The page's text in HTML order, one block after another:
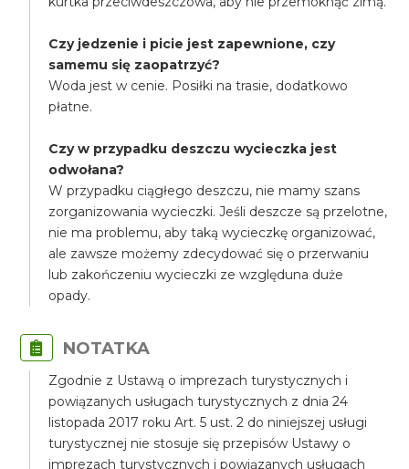
Czy jedzenie i picie jest zapewnione, czy
samemu się zaopatrzyć?
Woda jest w cenie. Posiłki na trasie, dodatkowo
płatne.
Czy w przypadku deszczu wycieczka jest
odwołana?
W przypadku ciągłego deszczu, nie mamy szans
zorganizowania wycieczki. Jeśli deszcze są przelotne,
nie ma problemu, aby taką wycieczkę organizować,
ale zawsze możemy zdecydować się o przerwaniu
lub zakończeniu wycieczki ze względuna duże
opady.
NOTATKA
Zgodnie z Ustawą o imprezach turystycznych i
powiązanych usługach turystycznych z dnia 24
listopada 2017 roku Art. 5 ust. 2 do niniejszej usługi
turystycznej nie stosuje się przepisów Ustawy o
imprezach turystycznych i powiązanych usługach